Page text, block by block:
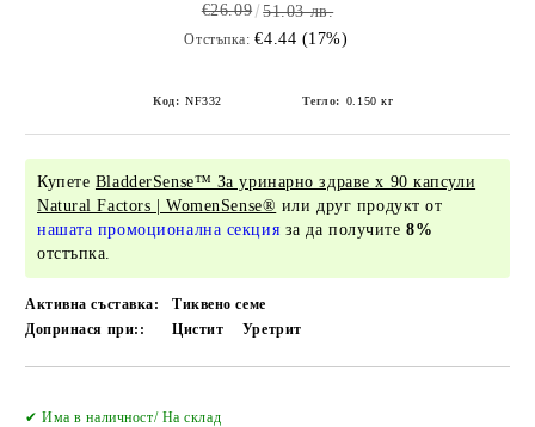
€26.09 51.03 лв.
Отстъпка: €4.44 (17%)
Код: NF332 Тегло: 0.150 кг
Купете BladderSense™ За уринарно здраве х 90 капсули
Natural Factors | WomenSense® или друг продукт от
нашата промоционална секция за да получите8%
отстъпка.
Активна съставка:
Тиквено семе
Допринася при::
Цистит Уретрит
✔ Има в наличност/ На склад